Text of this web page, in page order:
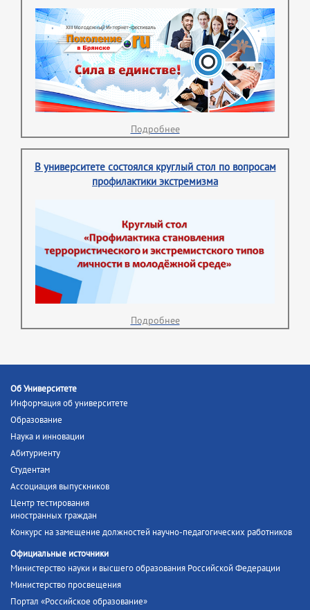
Подробнее
В университете состоялся круглый стол по вопросам
профилактики экстремизма
Подробнее
Об Университете
Информация об университете
Образование
Наука и инновации
Абитуриенту
Студентам
Ассоциация выпускников
Центр тестирования
иностранных граждан
Конкурс на замещение должностей научно-педагогических работников
Официальные источники
Министерство науки и высшего образования Российской Федерации
Министерство просвещения
Портал «Российское образование»